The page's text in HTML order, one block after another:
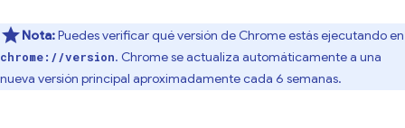
Nota:Puedes verificar qué versión de Chrome estás ejecutando en
chrome://version. Chrome se actualiza automáticamente a una
nueva versión principal aproximadamente cada 6 semanas.